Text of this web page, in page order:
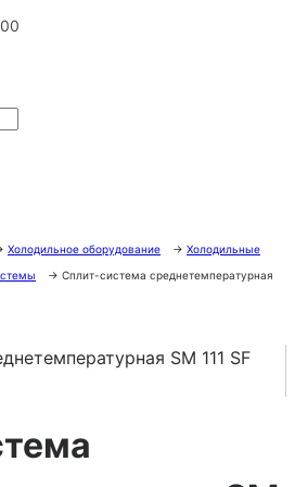
Холодильное оборудование → Холодильные
→ Сплит-система среднетемпературная